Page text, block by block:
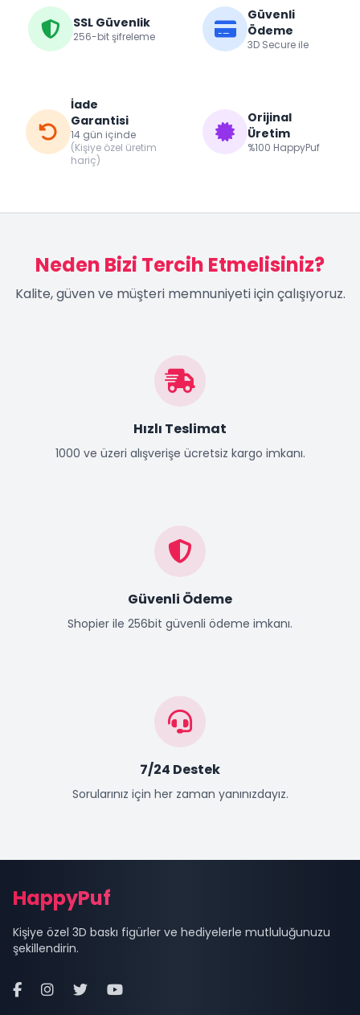
SSL Güvenlik
256-bit şifreleme
Güvenli
Ödeme
3D Secure ile
İade
Garantisi
14 gün içinde
(Kişiye özel üretim
hariç)
Orijinal
Üretim
%100 HappyPuf
Neden Bizi Tercih Etmelisiniz?
Kalite, güven ve müşteri memnuniyeti için çalışıyoruz.
Hızlı Teslimat
1000 ve üzeri alışverişe ücretsiz kargo imkanı.
Güvenli Ödeme
Shopier ile 256bit güvenli ödeme imkanı.
7/24 Destek
Sorularınız için her zaman yanınızdayız.
HappyPuf
Kişiye özel 3D baskı figürler ve hediyelerle mutluluğunuzu
şekillendirin.